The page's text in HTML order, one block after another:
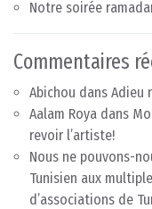
Notre soirée
Commentaires
Abichou dans Adieu
Aalam Roya dans
revoir l’artiste!
Nous ne pouvons-
Tunisien aux
d’associations de